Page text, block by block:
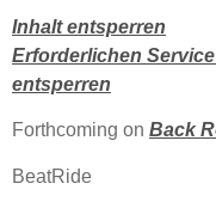
Inhalt entsperren
Erforderlichen
entsperren
Forthcoming on Back
BeatRide